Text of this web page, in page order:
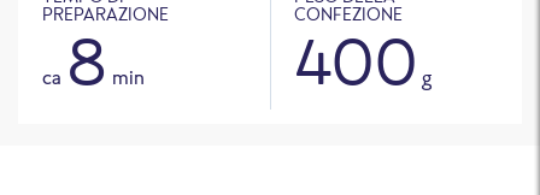
PREPARAZIONE
ca 8 min
CONFEZIONE
400 g